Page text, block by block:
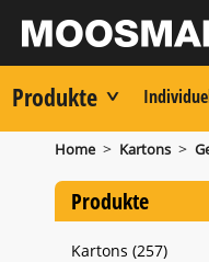
Produkte
Home > Kartons >
Produkte
Kartons (257)